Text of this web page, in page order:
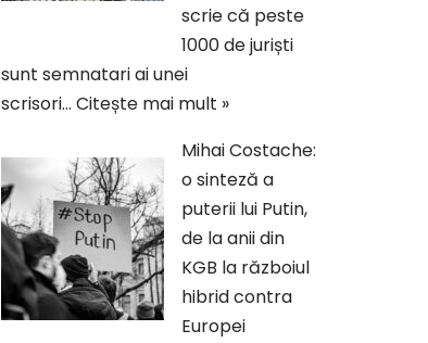
scrie că peste
1000 de juriști
sunt semnatari ai unei
scrisori… Citește mai mult »
Mihai Costache:
o sinteză a
puterii lui Putin,
de la anii din
KGB la războiul
hibrid contra
Europei